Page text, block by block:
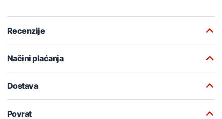
Recenzije
Načini plaćanja
Dostava
Povrat